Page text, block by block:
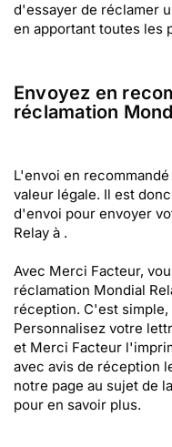
d'essayer de réclamer
en apportant toutes les
Envoyez en
réclamation
L'envoi en
valeur légale. Il est
d'envoi pour envoyer
Relay à .
Avec Merci Facteur,
réclamation Mondial
réception. C'est simple,
Personnalisez votre
et Merci Facteur
avec avis de réception
notre page au sujet de la
pour en savoir plus.